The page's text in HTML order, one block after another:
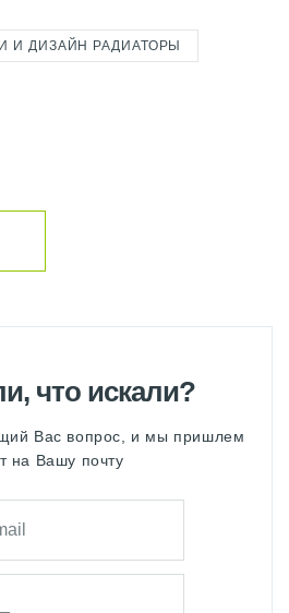
И ДИЗАЙН РАДИАТОРЫ
что искали?
Вас вопрос, и мы пришлем
на Вашу почту